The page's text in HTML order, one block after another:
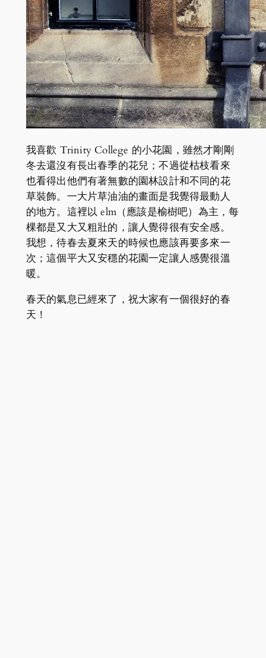
我喜歡 Trinity College 的小花園，雖然才剛剛
冬去還沒有長出春季的花兒；不過從枯枝看來
也看得出他們有著無數的園林設計和不同的花
草裝飾。一大片草油油的畫面是我覺得最動人
的地方。這裡以 elm（應該是榆樹吧）為主，每
棵都是又大又粗壯的，讓人覺得很有安全感。
我想，待春去夏來天的時候也應該再要多來一
次；這個平大又安穩的花園一定讓人感覺很溫
暖。
春天的氣息已經來了，祝大家有一個很好的春
天！